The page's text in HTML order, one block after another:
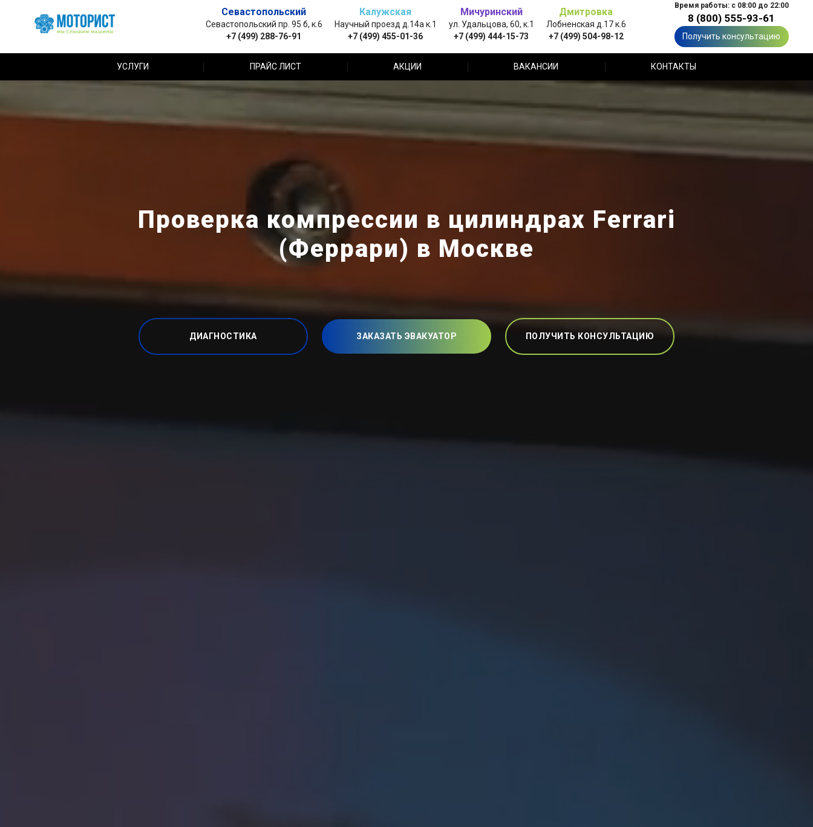
Севастопольский
Севастопольский пр. 95 б, к.6
+7 (499) 288-76-91
Калужская
Научный проезд д.14а к.1
+7 (499) 455-01-36
Мичуринский
ул. Удальцова, 60, к.1
+7 (499) 444-15-73
Дмитровка
Лобненская д.17 к.6
+7 (499) 504-98-12
Время работы: с 08:00 до 22:00
8 (800) 555-93-61
Получить консультацию
УСЛУГИ ПРАЙС ЛИСТ АКЦИИ ВАКАНСИИ КОНТАКТЫ
Проверка компрессии в цилиндрах Ferrari
(Феррари) в Москве
ДИАГНОСТИКА ЗАКАЗАТЬ ЭВАКУАТОР ПОЛУЧИТЬ КОНСУЛЬТАЦИЮ